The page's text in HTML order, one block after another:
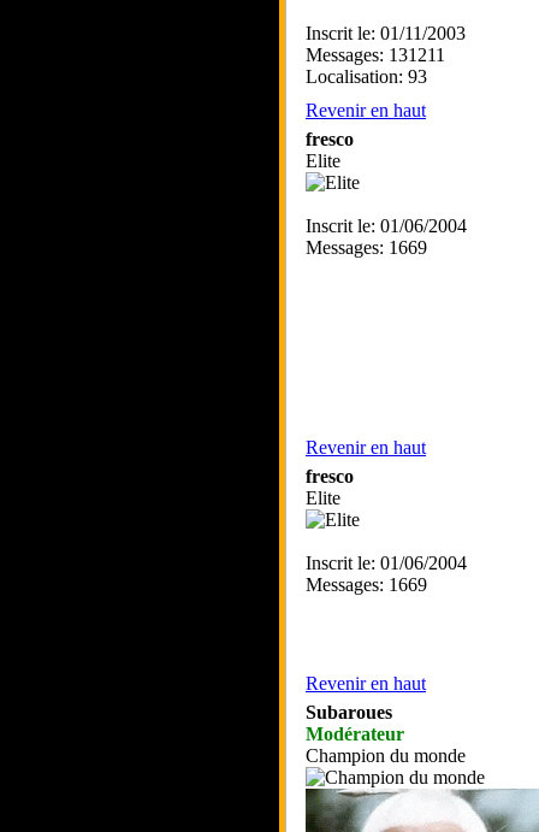
Inscrit le: 01/11/2003
Messages: 131211
Localisation: 93
Revenir en haut
fresco
Elite
Inscrit le: 01/06/2004
Messages: 1669
Revenir en haut
fresco
Elite
Inscrit le: 01/06/2004
Messages: 1669
Revenir en haut
Subaroues
Modérateur
Champion du monde